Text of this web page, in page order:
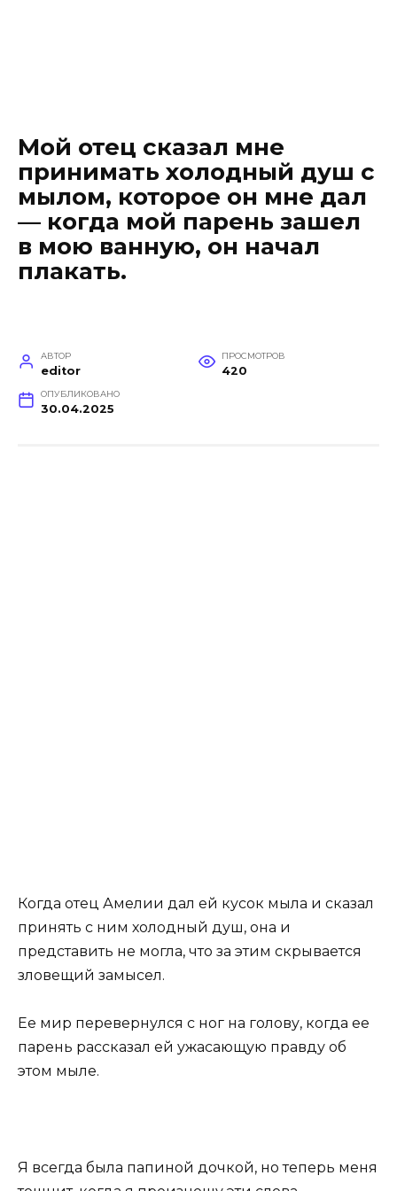
Мой отец сказал мне
принимать холодный душ с
мылом, которое он мне дал
— когда мой парень зашел
в мою ванную, он начал
плакать.
АВТОР
editor
ПРОСМОТРОВ
420
ОПУБЛИКОВАНО
30.04.2025
Когда отец Амелии дал ей кусок мыла и сказал
принять с ним холодный душ, она и
представить не могла, что за этим скрывается
зловещий замысел.
Ее мир перевернулся с ног на голову, когда ее
парень рассказал ей ужасающую правду об
этом мыле.
Я всегда была папиной дочкой, но теперь меня